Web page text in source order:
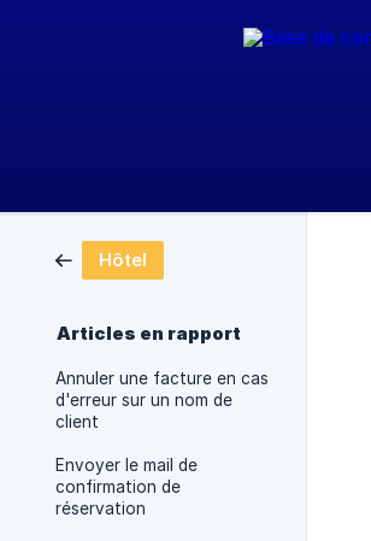
Hôtel
Articles en rapport
Annuler une facture en cas
d'erreur sur un nom de
client
Envoyer le mail de
confirmation de
réservation